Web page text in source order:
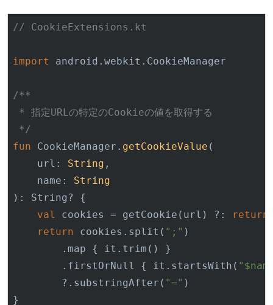
// CookieExtensions.kt
import android.webkit.CookieManager
/**
* 指定URLの特定のCookieの値を取得する
*/
fun CookieManager. getCookieValue (
    url:
String ,
    name:
String
) : String? {
val
cookies = getCookie(url) ?:
return
return cookies.split( ";" )
        .map { it.trim() }
        .firstOrNull { it.startsWith(
"
        ?.substringAfter(
"=" )
}